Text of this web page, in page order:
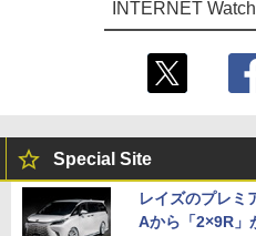
INTERNET
Special Site
レイズのプレミ
Aから「2×9R」